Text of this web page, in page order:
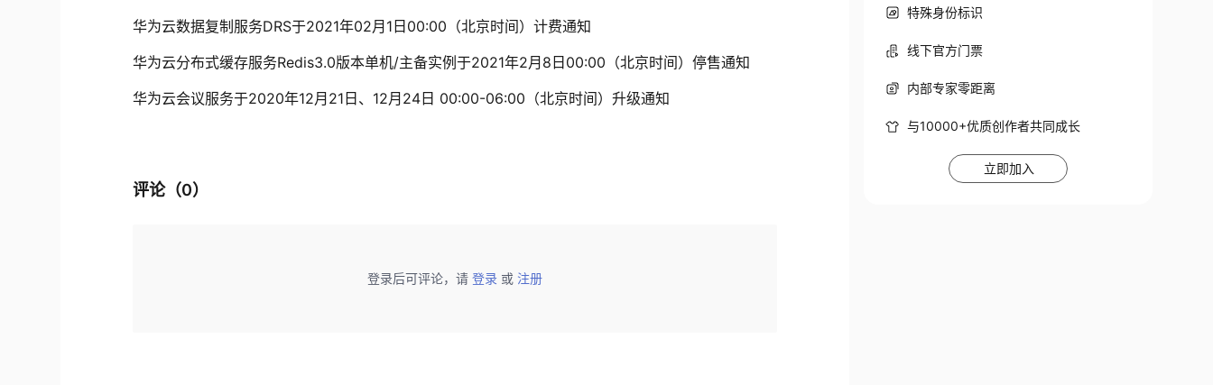
华为云数据复制服务DRS于2021年02月1日00:00（北京时间）计费通知
华为云分布式缓存服务Redis3.0版本单机/主备实例于2021年2月8日00:00（北京时间）停售通知
华为云会议服务于2020年12月21日、12月24日 00:00-06:00（北京时间）升级通知
评论（0）
登录后可评论，请 登录 或 注册
特殊身份标识
线下官方门票
内部专家零距离
与10000+优质创作者共同成长
立即加入